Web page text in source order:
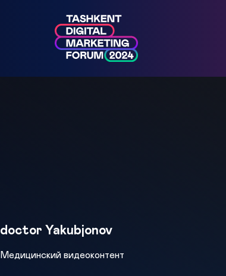
doctor Yakubjonov
Медицинский видеоконтент